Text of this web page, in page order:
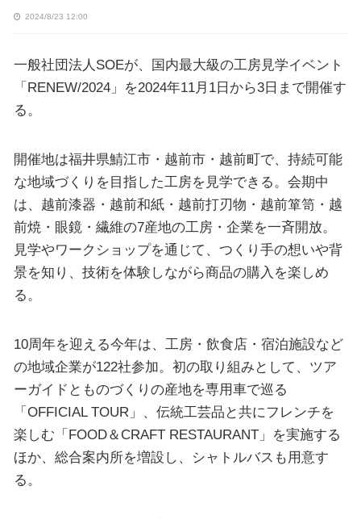
2024/8/23 12:00
一般社団法人SOEが、国内最大級の工房見学イベント
「RENEW/2024」を2024年11月1日から3日まで開催す
る。
開催地は福井県鯖江市・越前市・越前町で、持続可能
な地域づくりを目指した工房を見学できる。会期中
は、越前漆器・越前和紙・越前打刃物・越前箪笥・越
前焼・眼鏡・繊維の7産地の工房・企業を一斉開放。
見学やワークショップを通じて、つくり手の想いや背
景を知り、技術を体験しながら商品の購入を楽しめ
る。
10周年を迎える今年は、工房・飲食店・宿泊施設など
の地域企業が122社参加。初の取り組みとして、ツア
ーガイドとものづくりの産地を専用車で巡る
「OFFICIAL TOUR」、伝統工芸品と共にフレンチを
楽しむ「FOOD＆CRAFT RESTAURANT」を実施する
ほか、総合案内所を増設し、シャトルバスも用意す
る。